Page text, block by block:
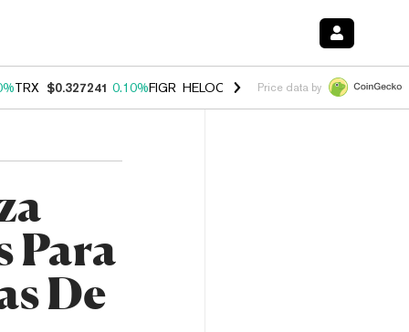
TRX $0.327241 0.10%FIGR_HELOC $1.028 1.00%HYPE $54.51 -
Price data by
Para
De